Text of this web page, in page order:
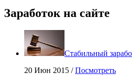
Заработок на сайте
Стабильный
20 Июн 2015 /Посмотреть